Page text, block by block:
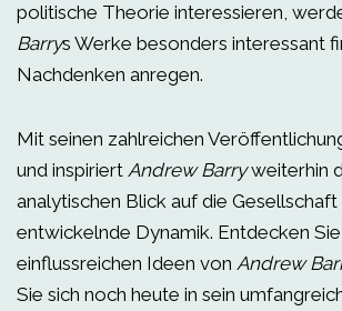
politische Theorie interessieren,
Barrys Werke besonders interessant
Nachdenken anregen.
Mit seinen zahlreichen
und inspiriert Andrew Barryweiterhin
analytischen Blick auf die Gesellschaft
entwickelnde Dynamik. Entdecken
einflussreichen Ideen von Andrew
Sie sich noch heute in sein